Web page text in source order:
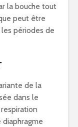
la bouche tout
peut être
périodes de
de la
dans le